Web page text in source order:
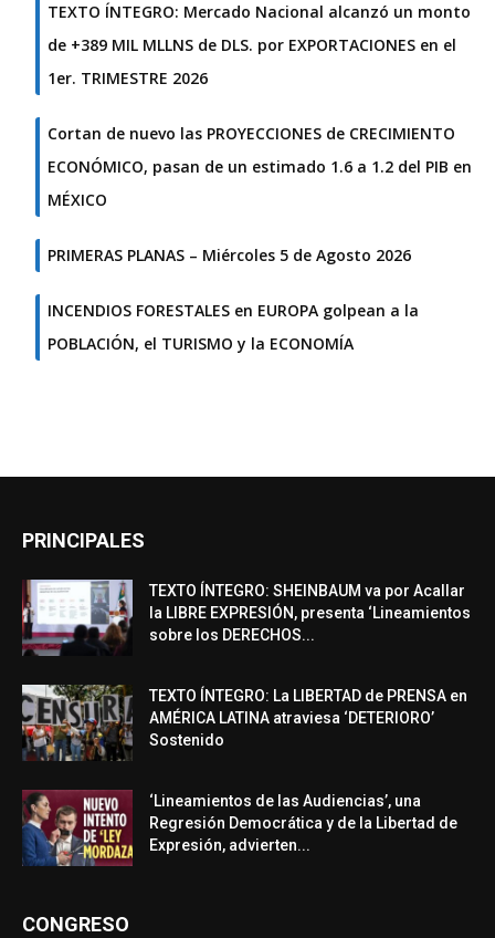
TEXTO ÍNTEGRO: Mercado Nacional alcanzó un monto
de +389 MIL MLLNS de DLS. por EXPORTACIONES en el
1er. TRIMESTRE 2026
Cortan de nuevo las PROYECCIONES de CRECIMIENTO
ECONÓMICO, pasan de un estimado 1.6 a 1.2 del PIB en
MÉXICO
PRIMERAS PLANAS – Miércoles 5 de Agosto 2026
INCENDIOS FORESTALES en EUROPA golpean a la
POBLACIÓN, el TURISMO y la ECONOMÍA
PRINCIPALES
TEXTO ÍNTEGRO: SHEINBAUM va por Acallar
la LIBRE EXPRESIÓN, presenta ‘Lineamientos
sobre los DERECHOS...
TEXTO ÍNTEGRO: La LIBERTAD de PRENSA en
AMÉRICA LATINA atraviesa ‘DETERIORO’
Sostenido
‘Lineamientos de las Audiencias’, una
Regresión Democrática y de la Libertad de
Expresión, advierten...
CONGRESO